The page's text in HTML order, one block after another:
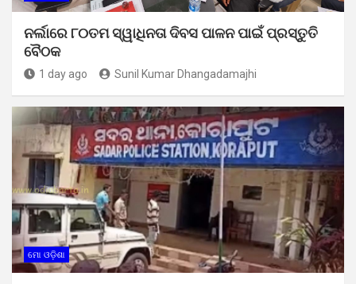
ନର୍ଲାରେ ୮୦ତମ ସ୍ୱାଧିନତା ଦିବସ ପାଳନ ପାଇଁ ପ୍ରସ୍ତୁତି
ବୈଠକ
1 day ago Sunil Kumar Dhangadamajhi
ମୋ ଓଡ଼ିଶା